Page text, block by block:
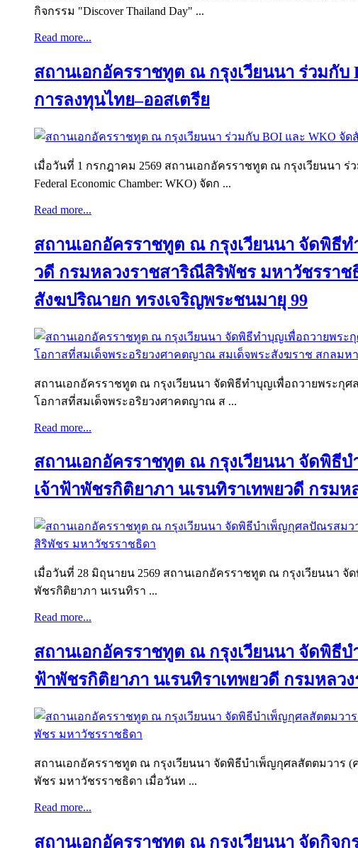
กิจกรรม "Discover Thailand Day" ...
Read more...
สถานเอกอัครราชทูต ณ กรุงเวียนนา ร่วมกับ
การลงทุนไทย–ออสเตรีย
เมื่อวันที่ 1 กรกฎาคม 2569 สถานเอกอัครราชทูต ณ กรุงเวียนนา
Federal Economic Chamber: WKO) จัดก ...
Read more...
สถานเอกอัครราชทูต ณ กรุงเวียนนา จัดพิธีท
วดี กรมหลวงราชสาริณีสิริพัชร มหาวัชรรา
สังฆปริณายก ทรงเจริญพระชนมายุ 99
สถานเอกอัครราชทูต ณ กรุงเวียนนา จัดพิธีทำบุญเพื่อถวายพระกุศ
โอกาสที่สมเด็จพระอริยวงศาคตญาณ ส ...
Read more...
สถานเอกอัครราชทูต ณ กรุงเวียนนา จัดพิธีบ
เจ้าฟ้าพัชรกิติยาภา นเรนทิราเทพยวดี กรม
เมื่อวันที่ 28 มิถุนายน 2569 สถานเอกอัครราชทูต ณ กรุงเวียนนา
พัชรกิติยาภา นเรนทิรา ...
Read more...
สถานเอกอัครราชทูต ณ กรุงเวียนนา จัดพิธีบ
ฟ้าพัชรกิติยาภา นเรนทิราเทพยวดี กรมหล
สถานเอกอัครราชทูต ณ กรุงเวียนนา จัดพิธีบำเพ็ญกุศลสัตตมวาร (
พัชร มหาวัชรราชธิดา เมื่อวันท ...
Read more...
สถานเอกอัครราชทูต ณ กรุงเวียนนา จัดกิจ